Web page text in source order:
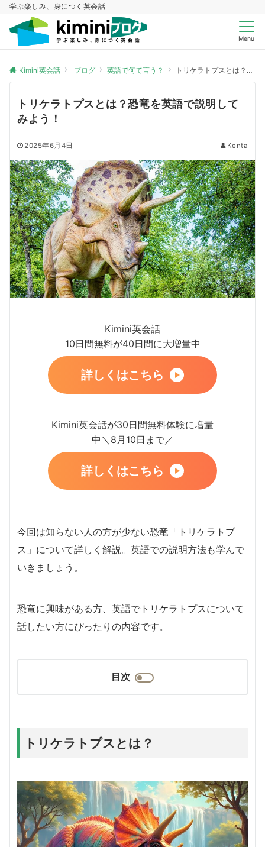
学ぶ楽しみ、身につく英会話
Menu
Kimini英会話 ブログ 英語で何て言う？ トリケラトプスとは？恐竜を英語で説明してみよう！
トリケラトプスとは？恐竜を英語で説明して
みよう！
2025年6月4日 Kenta
Kimini英会話
10日間無料が40日間に大増量中
詳しくはこちら
Kimini英会話が30日間無料体験に増量
中＼8月10日まで／
詳しくはこちら
今回は知らない人の方が少ない恐竜「トリケラトプ
ス」について詳しく解説。英語での説明方法も学んで
いきましょう。
恐竜に興味がある方、英語でトリケラトプスについて
話したい方にぴったりの内容です。
目次
トリケラトプスとは？